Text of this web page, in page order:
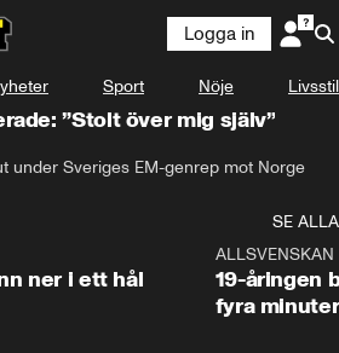
Logga in
Sport Nöje Livsstil
”Stolt över mig själv”
under Sveriges EM-genrep mot Norge
SE ALLA
ner i ett hål
ALLSVENSKAN
19-åringen
fyra minuter